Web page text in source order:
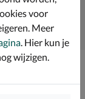
Chaser
voor
Meer
. Hier kun je
wijzigen.